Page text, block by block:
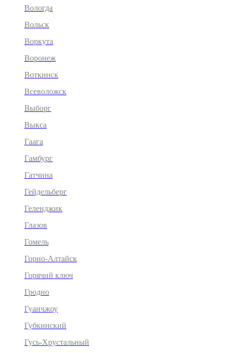
Вологда
Вольск
Воркута
Воронеж
Воткинск
Всеволожск
Выборг
Выкса
Гаага
Гамбург
Гатчина
Гейдельберг
Геленджик
Глазов
Гомель
Горно-Алтайск
Горячий ключ
Гродно
Гуанчжоу
Губкинский
Гусь-Хрустальный